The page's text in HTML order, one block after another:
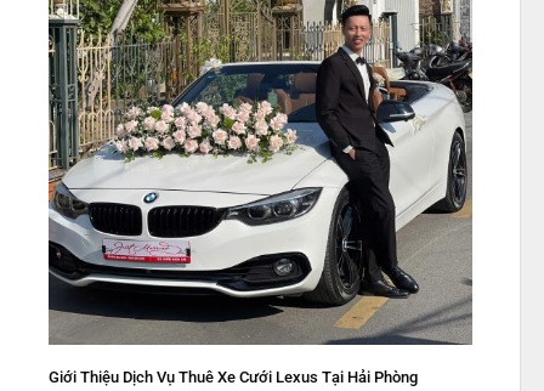
Giới Thiệu Dịch Vụ Thuê Xe Cưới Lexus Tại Hải Phòng